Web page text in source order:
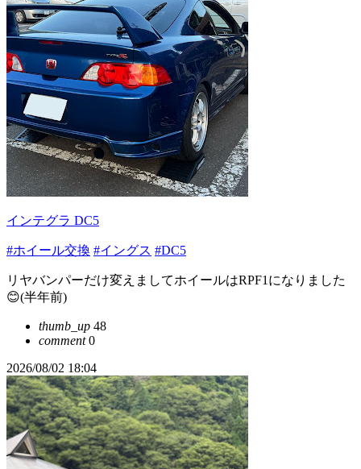
インテグラ DC5
#ホイール交換 #イングス #DC5
リヤバンパーだけ変えましてホイールはRPF1になりました
😊(半年前)
thumb_up 48
comment0
2026/08/02 18:04